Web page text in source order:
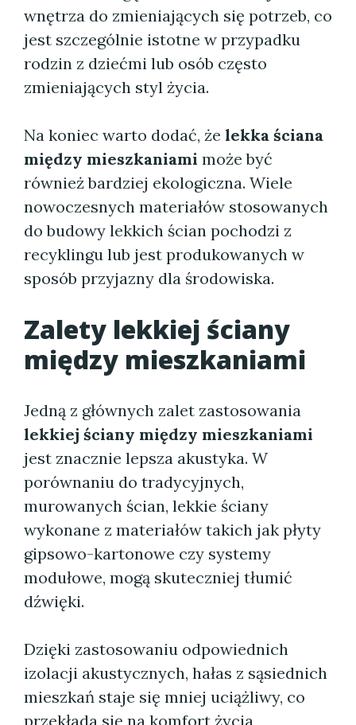
wnętrza do zmieniających się potrzeb, co
jest szczególnie istotne w przypadku
rodzin z dziećmi lub osób często
zmieniających styl życia.
Na koniec warto dodać, że lekka ściana
między mieszkaniami może być
również bardziej ekologiczna. Wiele
nowoczesnych materiałów stosowanych
do budowy lekkich ścian pochodzi z
recyklingu lub jest produkowanych w
sposób przyjazny dla środowiska.
Zalety lekkiej ściany
między mieszkaniami
Jedną z głównych zalet zastosowania
lekkiej ściany między mieszkaniami
jest znacznie lepsza akustyka. W
porównaniu do tradycyjnych,
murowanych ścian, lekkie ściany
wykonane z materiałów takich jak płyty
gipsowo-kartonowe czy systemy
modułowe, mogą skuteczniej tłumić
dźwięki.
Dzięki zastosowaniu odpowiednich
izolacji akustycznych, hałas z sąsiednich
mieszkań staje się mniej uciążliwy, co
przekłada się na komfort życia